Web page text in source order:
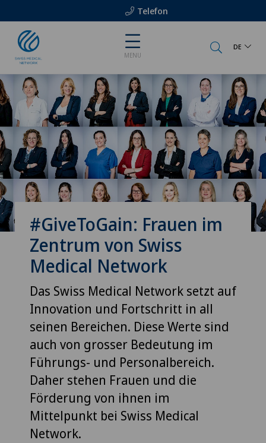
Telefon
MENU
DE
#GiveToGain: Frauen im
Zentrum von Swiss
Medical Network
Das Swiss Medical Network setzt auf
Innovation und Fortschritt in all
seinen Bereichen. Diese Werte sind
auch von grosser Bedeutung im
Führungs- und Personalbereich.
Daher stehen Frauen und die
Förderung von ihnen im
Mittelpunkt bei Swiss Medical
Network.